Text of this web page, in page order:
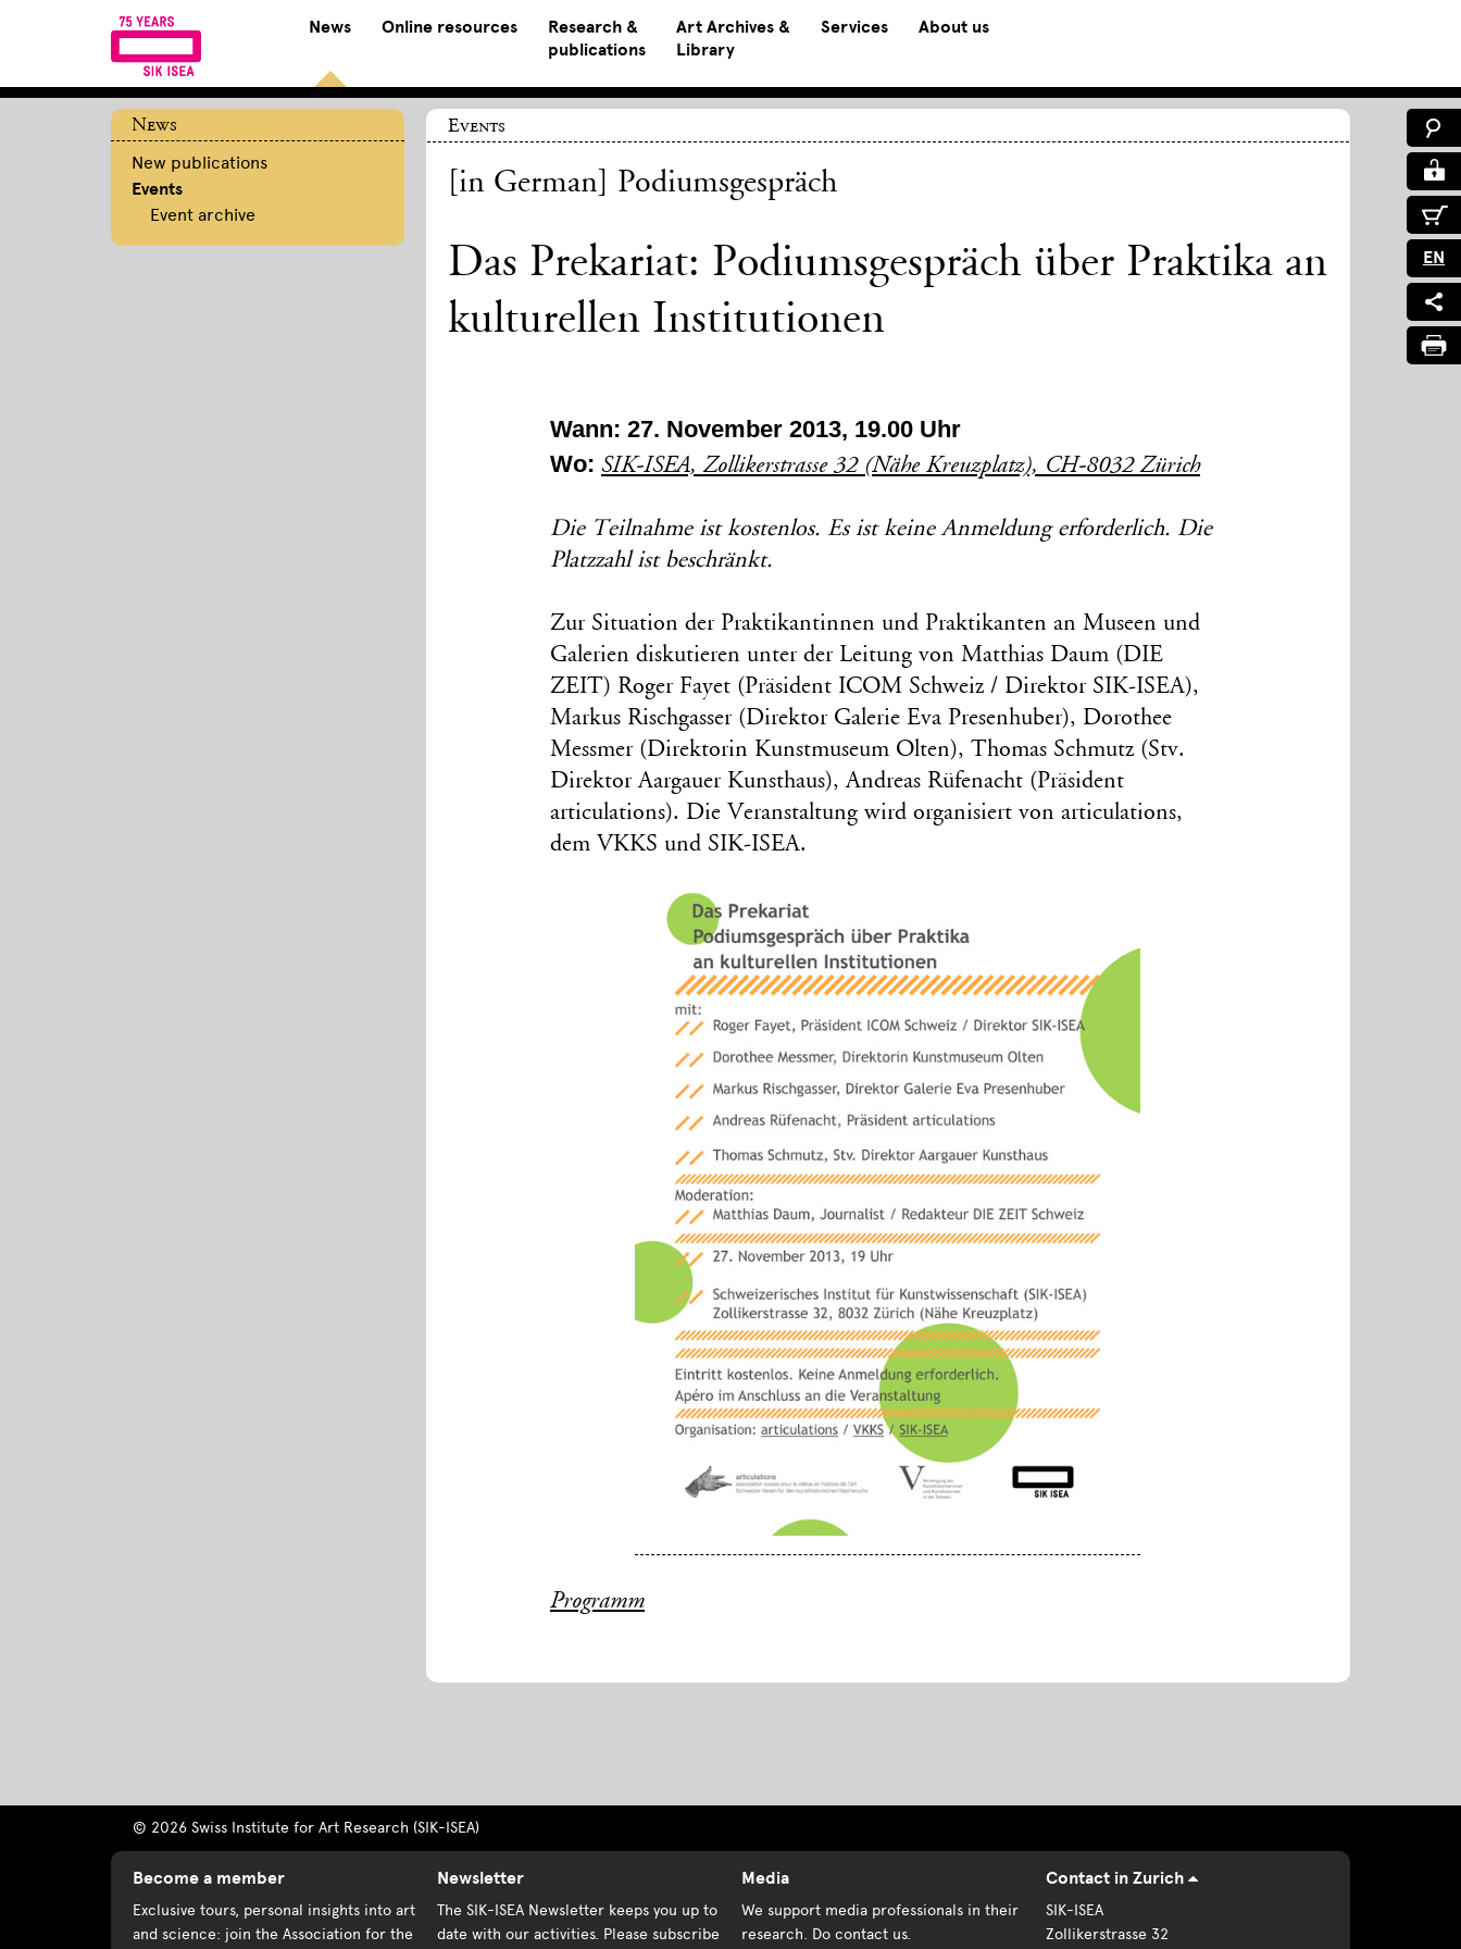
News Online resources
Research &
publications
Art Archives &
Library
Services About us
EN
News
New publications
Events
Event archive
Events
[in German] Podiumsgespräch
Das Prekariat: Podiumsgespräch über Praktika an
kulturellen Institutionen
Wann: 27. November 2013, 19.00 Uhr
Wo: SIK-ISEA, Zollikerstrasse 32 (Nähe Kreuzplatz), CH-8032 Zürich
Die Teilnahme ist kostenlos. Es ist keine Anmeldung erforderlich. Die
Platzzahl ist beschränkt.
Zur Situation der Praktikantinnen und Praktikanten an Museen und
Galerien diskutieren unter der Leitung von Matthias Daum (DIE
ZEIT) Roger Fayet (Präsident ICOM Schweiz / Direktor SIK-ISEA),
Markus Rischgasser (Direktor Galerie Eva Presenhuber), Dorothee
Messmer (Direktorin Kunstmuseum Olten), Thomas Schmutz (Stv.
Direktor Aargauer Kunsthaus), Andreas Rüfenacht (Präsident
articulations). Die Veranstaltung wird organisiert von articulations,
dem VKKS und SIK-ISEA.
Programm
© 2026 Swiss Institute for Art Research (SIK-ISEA)
Become a member
Exclusive tours, personal insights into art
and science: join the Association for the
Newsletter
The SIK-ISEA Newsletter keeps you up to
date with our activities. Please subscribe
Media
We support media professionals in their
research. Do contact us.
Contact in Zurich
SIK-ISEA
Zollikerstrasse 32